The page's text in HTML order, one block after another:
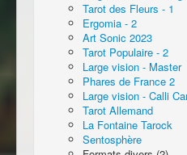
Tarot des Fleurs - 1
Ergomia - 2
Art Sonic 2023
Tarot Populaire - 2
Large vision - Master
Phares de France 2
Large vision - Calli
Tarot Allemand
La Fontaine Tarock
Sentosphère